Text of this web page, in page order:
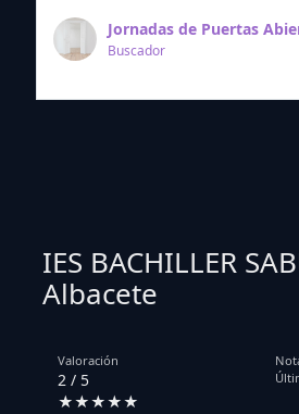
Jornadas de Puertas
Buscador
IES BACHILLER
Albacete
Valoración
2 / 5
★★★★★